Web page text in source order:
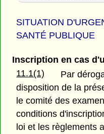
SITUATION
SANTÉ PUBLIQUE
Inscription en cas
11.1(1)
Par
disposition de la
le comité des
conditions
loi et les règlements